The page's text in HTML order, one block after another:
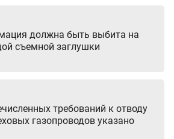
должна быть выбита на
съемной заглушки
требований к отводу
газопроводов указано